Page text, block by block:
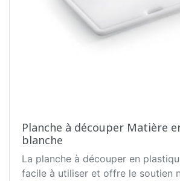
Planche à découper Matière
blanche
La planche à découper en
facile à utiliser et offre le soutien